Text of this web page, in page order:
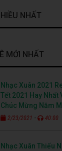
NHẤT
MỚI NHẤT
Nhạc Xuân 2021
Tết 2021 Hay Nhất
Chúc Mừng Năm
2/23/2021 - 40:00
Nhạc Xuân Thiếu